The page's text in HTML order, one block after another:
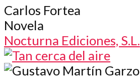
Carlos Fortea
Novela
Nocturna Ediciones, S.L.